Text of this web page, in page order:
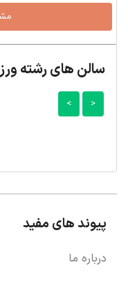
سالن های رشته
<
>
پیوند های مفید
درباره ما